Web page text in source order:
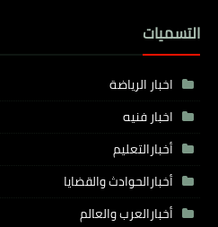
التسميات
اخبار الرياضة
اخبار فنيه
أخبارالتعليم
أخبارالحوادث والقضايا
أخبارالعرب والعالم